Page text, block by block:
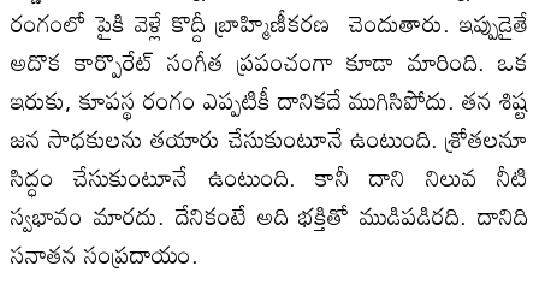
రంగంలో పైకి వెళ్లే కొద్దీ బ్రాహ్మిణీకరణ చెందుతారు. ఇప్పుడైతే
అదొక కార్పొరేట్‌ సంగీత ప్రపంచంగా కూడా మారింది. ఒక
ఇరుకు, కూపస్థ రంగం ఎప్పటికీ దానికదే ముగిసిపోదు. తన శిష్ట
జన సాధకులను తయారు చేసుకుంటూనే ఉంటుంది. శ్రోతలనూ
సిద్ధం చేసుకుంటూనే ఉంటుంది. కానీ దాని నిలువ నీటి
స్వభావం మారదు. దేనికంటే అది భక్తితో ముడిపడిరది. దానిది
సనాతన సంప్రదాయం.